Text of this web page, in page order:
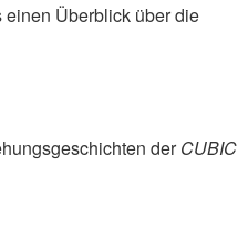
Überblick über die
derCUBIC